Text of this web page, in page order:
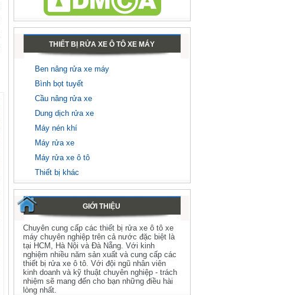
THIẾT BỊ RỬA XE Ô TÔ XE MÁY
Ben nâng rửa xe máy
Bình bọt tuyết
Cầu nâng rửa xe
Dung dịch rửa xe
Máy nén khí
Máy rửa xe
Máy rửa xe ô tô
Thiết bị khác
GIỚI THIỆU
Chuyên cung cấp các thiết bị rửa xe ô tô xe
máy chuyên nghiệp trên cả nước đặc biệt là
tại HCM, Hà Nội và Đà Nẵng. Với kinh
nghiệm nhiều năm sản xuất và cung cấp các
thiết bị rửa xe ô tô. Với đội ngũ nhân viên
kinh doanh và kỹ thuật chuyên nghiệp - trách
nhiệm sẽ mang đến cho bạn những điều hài
lòng nhất.